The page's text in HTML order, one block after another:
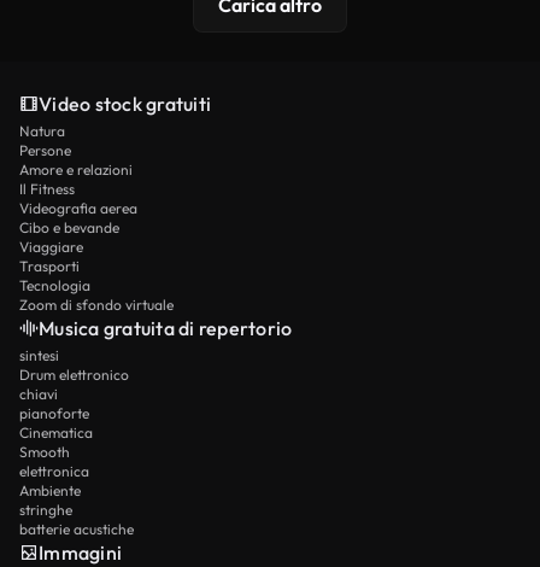
Carica altro
Video stock gratuiti
Natura
Persone
Amore e relazioni
Il Fitness
Videografia aerea
Cibo e bevande
Viaggiare
Trasporti
Tecnologia
Zoom di sfondo virtuale
Musica gratuita di repertorio
sintesi
Drum elettronico
chiavi
pianoforte
Cinematica
Smooth
elettronica
Ambiente
stringhe
batterie acustiche
Immagini